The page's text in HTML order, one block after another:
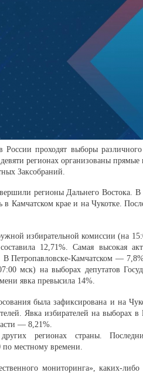
проходят выборы
регионах организованы
Заксобраний.
регионы Дальнего Востока.
в Камчатском крае и на Чукотке.
избирательной комиссии (на
12,71%. Самая высокая
В Петропавловске-Камчатском —
мск) на выборах депутатов
явка превысила 14%.
была зафиксирована и на
Явка избирателей на выборах в
— 8,21%.
регионах страны.
по местному времени.
мониторинга», каких-